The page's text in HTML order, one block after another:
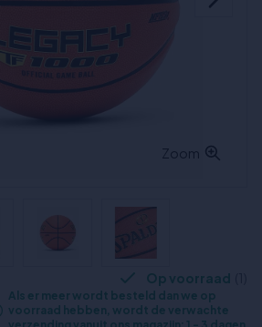
Zoom
Op voorraad
Als er meer wordt besteld dan we op
voorraad hebben, wordt de verwachte